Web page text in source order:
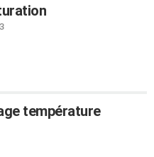
température